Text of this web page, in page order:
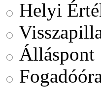
Helyi
Álláspont